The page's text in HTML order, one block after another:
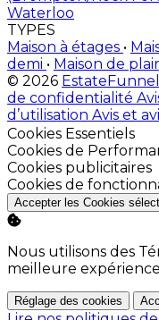
Waterloo
TYPES
Maison à étages •
demi • Maison de
© 2026 EstateFunnel
de confidentialité
d’utilisation Avis et
Activer
Cookies Essentiels
Activer
Cookies de
Activer
Cookies publicitaires
Activer
Cookies de
Accepter les Cookies
Nous utilisons des
meilleure
Réglage des cookies